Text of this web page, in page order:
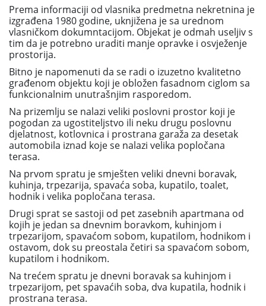
Prema informaciji od vlasnika predmetna nekretnina je
izgrađena 1980 godine, uknjižena je sa urednom
vlasničkom dokumntacijom. Objekat je odmah useljiv s
tim da je potrebno uraditi manje opravke i osvježenje
prostorija.
Bitno je napomenuti da se radi o izuzetno kvalitetno
građenom objektu koji je obložen fasadnom ciglom sa
funkcionalnim unutrašnjim rasporedom.
Na prizemlju se nalazi veliki poslovni prostor koji je
pogodan za ugostiteljstvo ili neku drugu poslovnu
djelatnost, kotlovnica i prostrana garaža za desetak
automobila iznad koje se nalazi velika popločana
terasa.
Na prvom spratu je smješten veliki dnevni boravak,
kuhinja, trpezarija, spavaća soba, kupatilo, toalet,
hodnik i velika popločana terasa.
Drugi sprat se sastoji od pet zasebnih apartmana od
kojih je jedan sa dnevnim boravkom, kuhinjom i
trpezarijom, spavaćom sobom, kupatilom, hodnikom i
ostavom, dok su preostala četiri sa spavaćom sobom,
kupatilom i hodnikom.
Na trećem spratu je dnevni boravak sa kuhinjom i
trpezarijom, pet spavaćih soba, dva kupatila, hodnik i
prostrana terasa.